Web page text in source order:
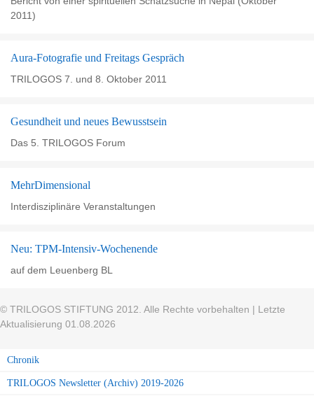
2011)
Aura-Fotografie und Freitags Gespräch
TRILOGOS 7. und 8. Oktober 2011
Gesundheit und neues Bewusstsein
Das 5. TRILOGOS Forum
MehrDimensional
Interdisziplinäre Veranstaltungen
Neu: TPM-Intensiv-Wochenende
auf dem Leuenberg BL
© TRILOGOS STIFTUNG 2012. Alle Rechte vorbehalten | Letzte
Aktualisierung 01.08.2026
Chronik
TRILOGOS Newsletter (Archiv) 2019-2026